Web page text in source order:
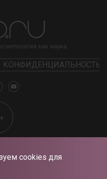
cookies для
КОНФИДЕНЦИАЛЬНОСТЬ